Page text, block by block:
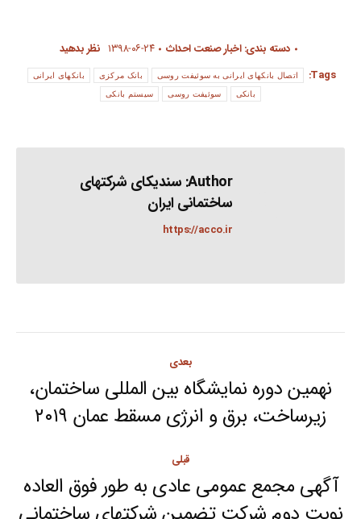
دسته بندی:اخبار صنعت احداث ۱۳۹۸-۰۶-۲۴ نظر بدهید
Tags:
اتصال بانکهای ایرانی به سوئیفت روسی بانک مرکزی بانکهای ایرانی
بانکی سوئیفت روسی سیستم بانکی
Author: سندیکای شرکتهای
ساختمانی ایران
https://acco.ir
navigation
قبلی
Previous
آگهی مجمع عمومی عادی به طور فوق العاده
بعدی
Next
post:
نهمین دوره نمایشگاه بین المللی ساختمان،
زیرساخت، برق و انرژی مسقط عمان ۲۰۱۹